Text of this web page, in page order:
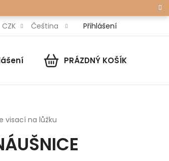
CZK Čeština Přihlášení
NÁKUPNÍPRÁZDNÝ KOŠÍK
visací na lůžku